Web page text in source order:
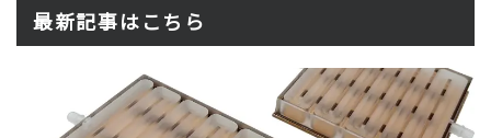
最新記事はこちら